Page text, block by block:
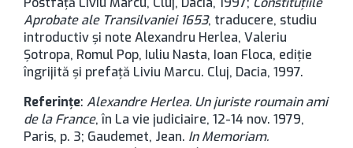
Aprobate ale Transilvaniei 1653, traducere, studiu
introductiv și note Alexandru Herlea, Valeriu
Șotropa, Romul Pop, Iuliu Nasta, Ioan Floca, ediție
îngrijită și prefață Liviu Marcu. Cluj, Dacia, 1997.
Referințe: Alexandre Herlea. Un juriste roumain ami
de la France, în La vie judiciaire, 12-14 nov. 1979,
Paris, p. 3; Gaudemet, Jean. In Memoriam.